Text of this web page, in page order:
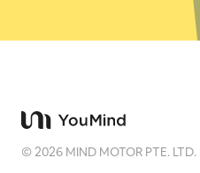
©2026 MIND MOTOR PTE. LTD.